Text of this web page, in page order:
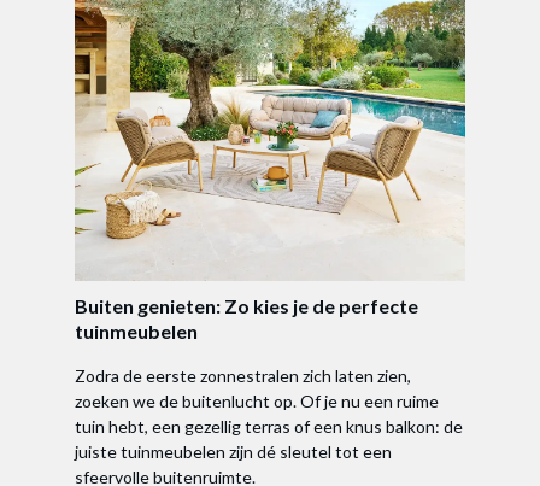
Buiten genieten: Zo kies je de perfecte
tuinmeubelen
Zodra de eerste zonnestralen zich laten zien,
zoeken we de buitenlucht op. Of je nu een ruime
tuin hebt, een gezellig terras of een knus balkon: de
juiste tuinmeubelen zijn dé sleutel tot een
sfeervolle buitenruimte.